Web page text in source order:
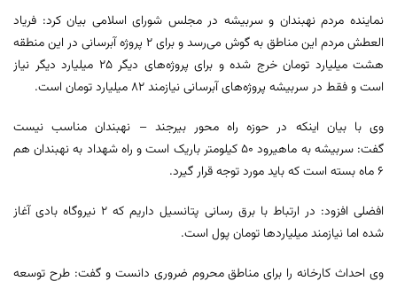
نماینده مردم نهبندان و سربیشه در مجلس شورای اسلامی بیان کرد: فریاد
العطش مردم این مناطق به گوش می‌رسد و برای ۲ پروژه آبرسانی در این منطقه
هشت میلیارد تومان خرج شده و برای پروژه‌های دیگر ۲۵ میلیارد دیگر نیاز
است و فقط در سربیشه پروژه‌های آبرسانی نیازمند ۸۲ میلیارد تومان است.
وی با بیان اینکه در حوزه راه محور بیرجند – نهبندان مناسب نیست
گفت: سربیشه به ماهیرود ۵۰ کیلومتر باریک است و راه شهداد به نهبندان هم
۶ ماه بسته است که باید مورد توجه قرار گیرد.
افضلی افزود: در ارتباط با برق رسانی پتانسیل داریم که ۲ نیروگاه بادی آغاز
شده اما نیازمند میلیاردها تومان پول است.
وی احداث کارخانه را برای مناطق محروم ضروری دانست و گفت: طرح توسعه